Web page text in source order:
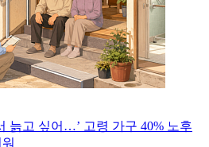
늙고 싶어…’ 고령 가구 40% 노후